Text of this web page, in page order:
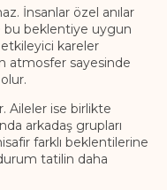
İnsanlar özel anılar
bu beklentiye uygun
kareler
atmosfer sayesinde
Aileler ise birlikte
arkadaş grupları
farklı beklentilerine
tatilin daha